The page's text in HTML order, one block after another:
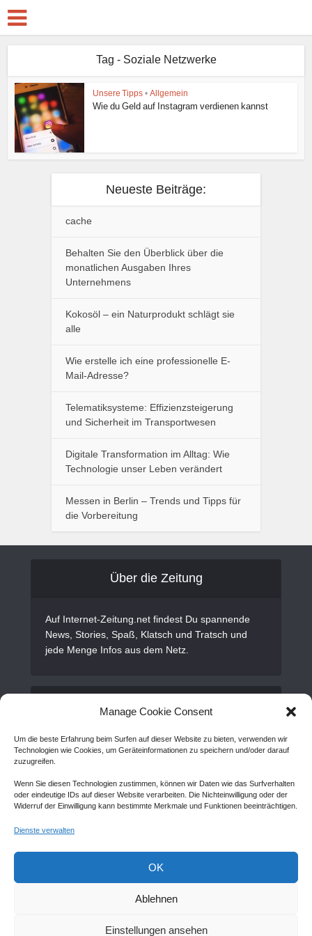
Manage Cookie Consent
Um die beste Erfahrung beim Surfen auf dieser Website zu bieten, verwenden wir
Technologien wie Cookies, um Geräteinformationen zu speichern und/oder darauf
zuzugreifen.
Wenn Sie diesen Technologien zustimmen, können wir Daten wie das Surfverhalten
oder eindeutige IDs auf dieser Website verarbeiten. Die Nichteinwilligung oder der
Widerruf der Einwilligung kann bestimmte Merkmale und Funktionen beeinträchtigen.
Dienste verwalten
OK
Ablehnen
Einstellungen ansehen
Tag - Soziale Netzwerke
Unsere Tipps • Allgemein
Wie du Geld auf Instagram verdienen kannst
Neueste Beiträge:
cache
Behalten Sie den Überblick über die
monatlichen Ausgaben Ihres
Unternehmens
Kokosöl – ein Naturprodukt schlägt sie
alle
Wie erstelle ich eine professionelle E-
Mail-Adresse?
Telematiksysteme: Effizienzsteigerung
und Sicherheit im Transportwesen
Digitale Transformation im Alltag: Wie
Technologie unser Leben verändert
Messen in Berlin – Trends und Tipps für
die Vorbereitung
Über die Zeitung
Auf Internet-Zeitung.net findest Du spannende
News, Stories, Spaß, Klatsch und Tratsch und
jede Menge Infos aus dem Netz.
Alles Wichtige
Gastartikel
AGB
Sitemap